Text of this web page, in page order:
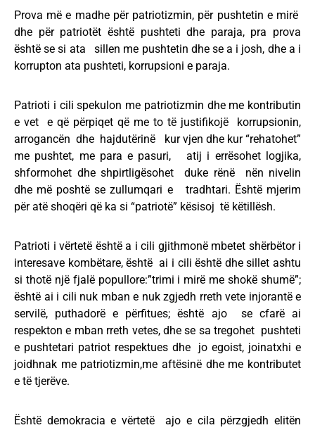
Prova më e madhe për patriotizmin, për pushtetin e mirë
dhe për patriotët është pushteti dhe paraja, pra prova
është se si ata sillen me pushtetin dhe se a i josh, dhe a i
korrupton ata pushteti, korrupsioni e paraja.
Patrioti i cili spekulon me patriotizmin dhe me kontributin
e vet e që përpiqet që me to të justifikojë korrupsionin,
arrogancën dhe hajdutërinë kur vjen dhe kur “rehatohet”
me pushtet, me para e pasuri, atij i errësohet logjika,
shformohet dhe shpirtligësohet duke rënë nën nivelin
dhe më poshtë se zullumqari e tradhtari. Është mjerim
për atë shoqëri që ka si “patriotë” kësisoj të këtillësh.
Patrioti i vërtetë është a i cili gjithmonë mbetet shërbëtor i
interesave kombëtare, është ai i cili është dhe sillet ashtu
si thotë një fjalë popullore:”trimi i mirë me shokë shumë”;
është ai i cili nuk mban e nuk zgjedh rreth vete injorantë e
servilë, puthadorë e përfitues; është ajo se cfarë ai
respekton e mban rreth vetes, dhe se sa tregohet pushteti
e pushtetari patriot respektues dhe jo egoist, joinatxhi e
joidhnak me patriotizmin,me aftësinë dhe me kontributet
e të tjerëve.
Është demokracia e vërtetë ajo e cila përzgjedh elitën